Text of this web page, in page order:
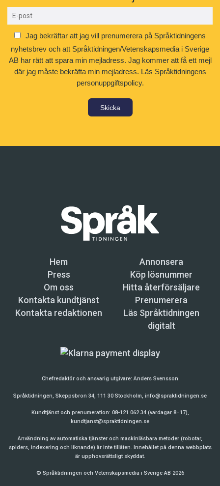
Jag bekräftar att jag vill prenumerera på Språktidningens
nyhetsbrev och att Språktidningen/Vetenskapsmedia i Sverige
AB har rätt att spara min mejladress. Jag kommer att få ett mejl
där jag måste bekräfta min mejladress. Läs Språktidningens
personuppgiftspolicy.
Skicka
Hem
Annonsera
Press
Köp lösnummer
Om oss
Hitta återförsäljare
Kontakta kundtjänst
Prenumerera
Kontakta redaktionen
Läs Språktidningen
digitalt
Chefredaktör och ansvarig utgivare:Anders Svensson
Språktidningen, Skeppsbron 34, 111 30 Stockholm, info@spraktidningen.se
Kundtjänst och prenumeration: 08-121 062 34 (vardagar 8–17),
kundtjanst@spraktidningen.se
Användning av automatiska tjänster och maskinläsbara metoder (robotar,
spiders, indexering och liknande) är inte tillåten. Innehållet på denna webbplats
är upphovsrättsligt skyddat.
© Språktidningen och Vetenskapsmedia i Sverige AB 2026